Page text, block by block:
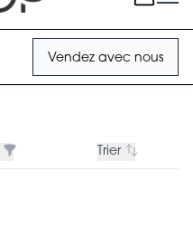
Vendez avec nous
Trier